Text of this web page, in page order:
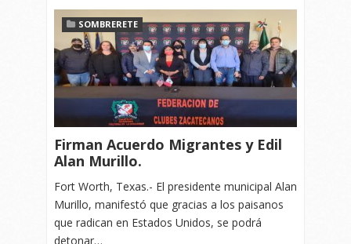
SOMBRERETE
Firman Acuerdo Migrantes y Edil
Alan Murillo.
Fort Worth, Texas.- El presidente municipal Alan
Murillo, manifestó que gracias a los paisanos
que radican en Estados Unidos, se podrá
detonar…